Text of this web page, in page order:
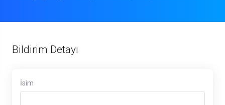
Bildirim Detayı
İsim